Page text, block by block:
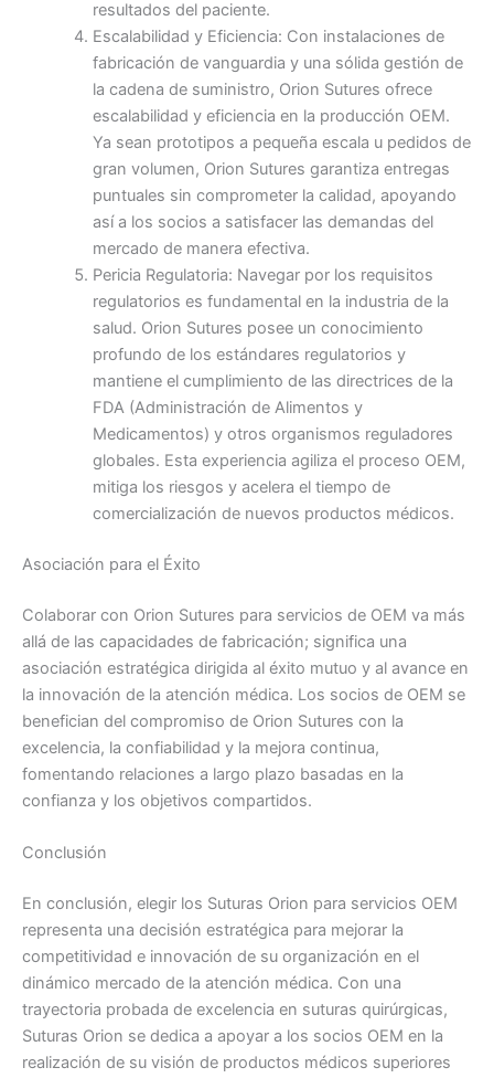
Nombre
Correo*
Teléfono
Nombre De Empresa
Tu mensaje*
Enviar
resultados del paciente.
Escalabilidad y Eficiencia: Con instalaciones de
fabricación de vanguardia y una sólida gestión de
la cadena de suministro, Orion Sutures ofrece
escalabilidad y eficiencia en la producción OEM.
Ya sean prototipos a pequeña escala u pedidos de
gran volumen, Orion Sutures garantiza entregas
puntuales sin comprometer la calidad, apoyando
así a los socios a satisfacer las demandas del
mercado de manera efectiva.
Pericia Regulatoria: Navegar por los requisitos
regulatorios es fundamental en la industria de la
salud. Orion Sutures posee un conocimiento
profundo de los estándares regulatorios y
mantiene el cumplimiento de las directrices de la
FDA (Administración de Alimentos y
Medicamentos) y otros organismos reguladores
globales. Esta experiencia agiliza el proceso OEM,
mitiga los riesgos y acelera el tiempo de
comercialización de nuevos productos médicos.
Asociación para el Éxito
Colaborar con Orion Sutures para servicios de OEM va más
allá de las capacidades de fabricación; significa una
asociación estratégica dirigida al éxito mutuo y al avance en
la innovación de la atención médica. Los socios de OEM se
benefician del compromiso de Orion Sutures con la
excelencia, la confiabilidad y la mejora continua,
fomentando relaciones a largo plazo basadas en la
confianza y los objetivos compartidos.
Conclusión
En conclusión, elegir los Suturas Orion para servicios OEM
representa una decisión estratégica para mejorar la
competitividad e innovación de su organización en el
dinámico mercado de la atención médica. Con una
trayectoria probada de excelencia en suturas quirúrgicas,
Suturas Orion se dedica a apoyar a los socios OEM en la
realización de su visión de productos médicos superiores